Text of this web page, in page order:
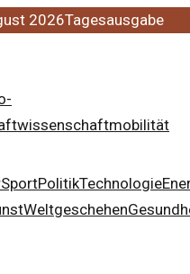
2026Tagesausgabe
wissenschaftmobilität
SportPolitikTechnologie
Weltgeschehen